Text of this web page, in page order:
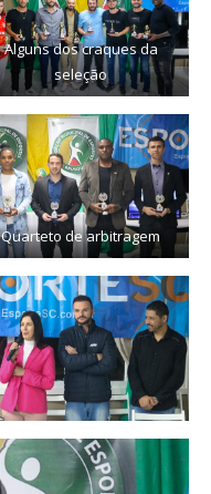
Alguns dos craques da
seleção
Quarteto de arbitragem